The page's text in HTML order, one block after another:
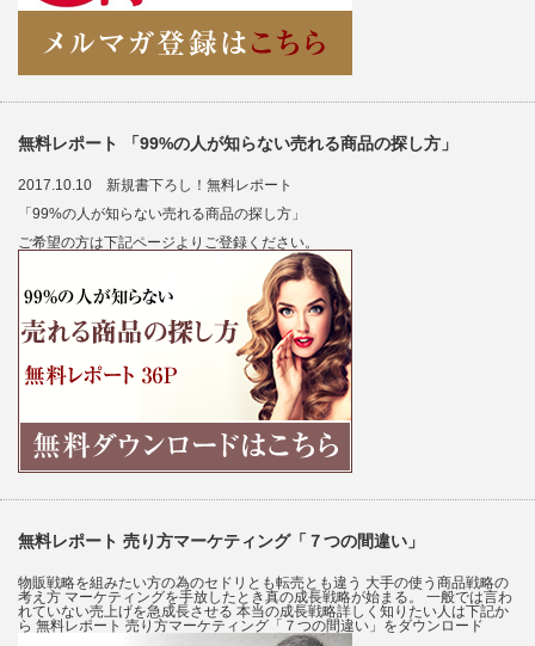
無料レポート 「99%の人が知らない売れる商品の探し方」
2017.10.10 新規書下ろし！無料レポート
「99%の人が知らない売れる商品の探し方」
ご希望の方は下記ページよりご登録ください。
無料レポート 売り方マーケティング「７つの間違い」
物販戦略を組みたい方の為のセドリとも転売とも違う 大手の使う商品戦略の
考え方 マーケティングを手放したとき真の成長戦略が始まる。 一般では言わ
れていない売上げを急成長させる 本当の成長戦略詳しく知りたい人は下記か
ら 無料レポート 売り方マーケティング「７つの間違い」をダウンロード